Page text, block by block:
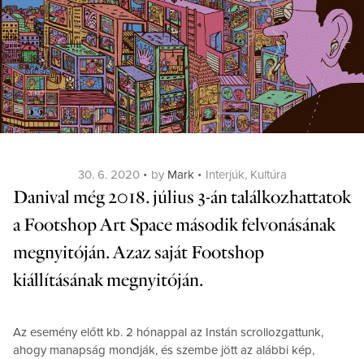
Posted
on
30. 6. 2020 by Mark Categories
Interjúk, Kultúra
Danival még 2018. július 3-án találkozhattatok
aFootshop Art Spacemásodik felvonásának
megnyitóján. Azaz saját Footshop
kiállításának megnyitóján.
Az esemény előtt kb. 2 hónappal az Instán scrollozgattunk,
ahogy manapság mondják, és szembe jött az alábbi kép,